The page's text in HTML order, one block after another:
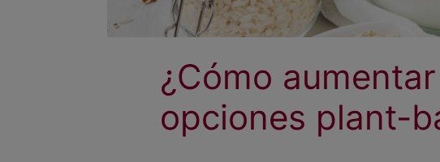
¿Cómo
opciones plant-